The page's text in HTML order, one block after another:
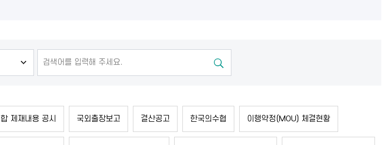
제재내용 공시 국외출장보고 결산공고 한국의수협 이행약정(MOU) 체결현황